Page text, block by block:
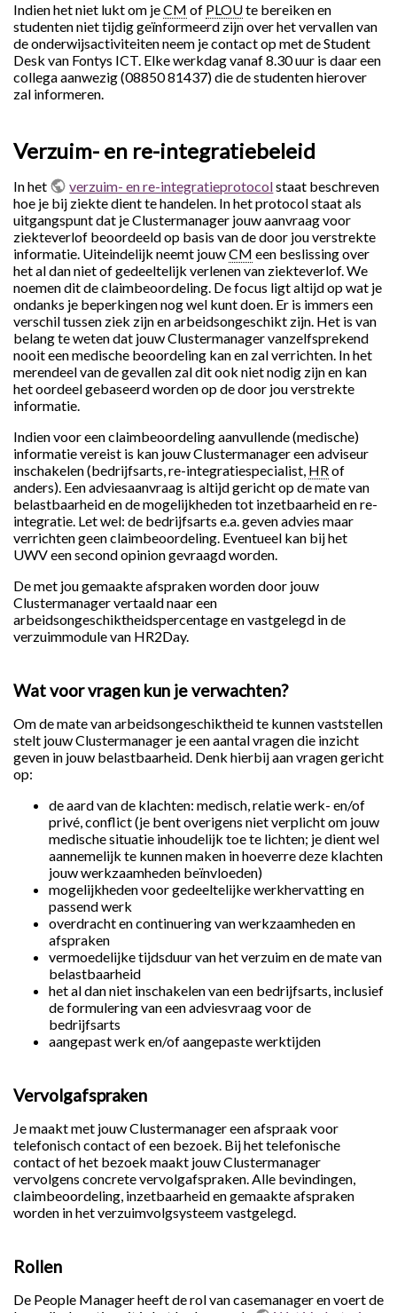
Indien het niet lukt om jeCM of PLOUte bereiken en
studenten niet tijdig geïnformeerd zijn over het vervallen van
de onderwijsactiviteiten neem je contact op met de Student
Desk van Fontys ICT. Elke werkdag vanaf 8.30 uur is daar een
collega aanwezig (08850 81437) die de studenten hierover
zal informeren.
Verzuim- en re-integratiebeleid
In het verzuim- en re-integratieprotocolstaat beschreven
hoe je bij ziekte dient te handelen. In het protocol staat als
uitgangspunt dat je Clustermanager jouw aanvraag voor
ziekteverlof beoordeeld op basis van de door jou verstrekte
informatie. Uiteindelijk neemt jouwCM een beslissing over
het al dan niet of gedeeltelijk verlenen van ziekteverlof. We
noemen dit de claimbeoordeling. De focus ligt altijd op wat je
ondanks je beperkingen nog wel kunt doen. Er is immers een
verschil tussen ziek zijn en arbeidsongeschikt zijn. Het is van
belang te weten dat jouw Clustermanager vanzelfsprekend
nooit een medische beoordeling kan en zal verrichten. In het
merendeel van de gevallen zal dit ook niet nodig zijn en kan
het oordeel gebaseerd worden op de door jou verstrekte
informatie.
Indien voor een claimbeoordeling aanvullende (medische)
informatie vereist is kan jouw Clustermanager een adviseur
inschakelen (bedrijfsarts, re-integratiespecialist, HRof
anders). Een adviesaanvraag is altijd gericht op de mate van
belastbaarheid en de mogelijkheden tot inzetbaarheid en re-
integratie. Let wel: de bedrijfsarts e.a. geven advies maar
verrichten geen claimbeoordeling. Eventueel kan bij het
UWV een second opinion gevraagd worden.
De met jou gemaakte afspraken worden door jouw
Clustermanager vertaald naar een
arbeidsongeschiktheidspercentage en vastgelegd in de
verzuimmodule van HR2Day.
Wat voor vragen kun je verwachten?
Om de mate van arbeidsongeschiktheid te kunnen vaststellen
stelt jouw Clustermanager je een aantal vragen die inzicht
geven in jouw belastbaarheid. Denk hierbij aan vragen gericht
op:
de aard van de klachten: medisch, relatie werk- en/of
privé, conflict (je bent overigens niet verplicht om jouw
medische situatie inhoudelijk toe te lichten; je dient wel
aannemelijk te kunnen maken in hoeverre deze klachten
jouw werkzaamheden beïnvloeden)
mogelijkheden voor gedeeltelijke werkhervatting en
passend werk
overdracht en continuering van werkzaamheden en
afspraken
vermoedelijke tijdsduur van het verzuim en de mate van
belastbaarheid
het al dan niet inschakelen van een bedrijfsarts, inclusief
de formulering van een adviesvraag voor de
bedrijfsarts
aangepast werk en/of aangepaste werktijden
Vervolgafspraken
Je maakt met jouw Clustermanager een afspraak voor
telefonisch contact of een bezoek. Bij het telefonische
contact of het bezoek maakt jouw Clustermanager
vervolgens concrete vervolgafspraken. Alle bevindingen,
claimbeoordeling, inzetbaarheid en gemaakte afspraken
worden in het verzuimvolgsysteem vastgelegd.
Rollen
De People Manager heeft de rol van casemanager en voert de